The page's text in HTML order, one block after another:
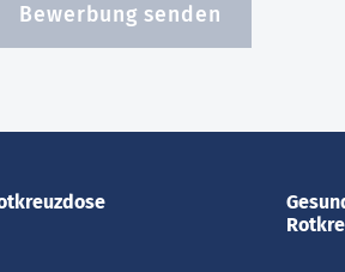
Bewerbung senden